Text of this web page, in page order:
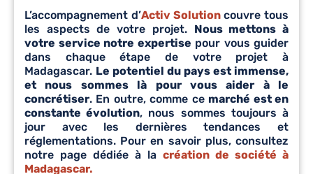
L’accompagnement d’Activ Solutioncouvre tous
les aspects de votre projet. Nous mettons à
votre service notre expertise pour vous guider
dans chaque étape de votre projet à
Madagascar. Le potentiel du pays est immense,
et nous sommes là pour vous aider à le
concrétiser. En outre, comme ce marché est en
constante évolution, nous sommes toujours à
jour avec les dernières tendances et
réglementations. Pour en savoir plus, consultez
notre page dédiée à la création de société à
Madagascar.